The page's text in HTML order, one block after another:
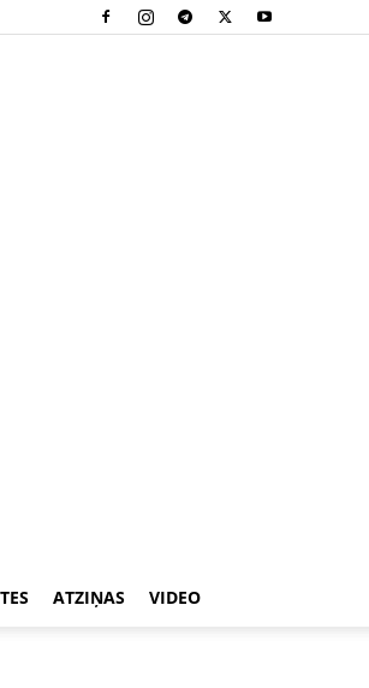
ATZIŅAS VIDEO